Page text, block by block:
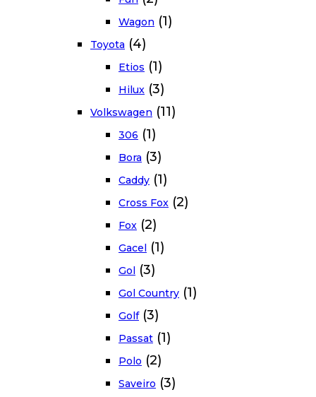
Wagon (1)
Toyota (4)
Etios (1)
Hilux (3)
Volkswagen (11)
306 (1)
Bora (3)
Caddy (1)
Cross Fox (2)
Fox (2)
Gacel (1)
Gol (3)
Gol Country (1)
Golf (3)
Passat (1)
Polo (2)
Saveiro (3)